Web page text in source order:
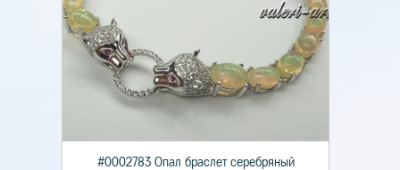
#0002783 Опал браслет серебряный